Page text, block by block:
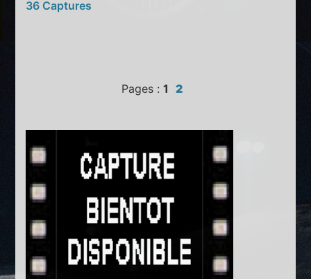
36 Captures
Pages : 1 2